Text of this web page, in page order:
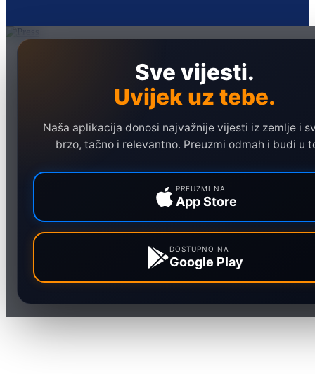
Sve vijesti.
Uvijek uz tebe.
Naša aplikacija donosi najvažnije vijesti iz zemlje i
brzo, tačno i relevantno. Preuzmi odmah i budi u
PREUZMI NA
App Store
DOSTUPNO NA
Google Play
Ekonomija
Marketing